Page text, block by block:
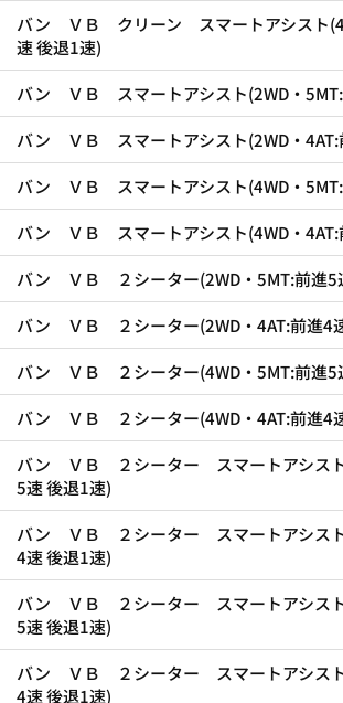
バン ＶＢ クリーン スマートアシスト
速 後退1速)
バン ＶＢ スマートアシスト(2WD・5MT:
バン ＶＢ スマートアシスト(2WD・4AT:
バン ＶＢ スマートアシスト(4WD・5MT:
バン ＶＢ スマートアシスト(4WD・4AT:
バン ＶＢ ２シーター(2WD・5MT:前進5
バン ＶＢ ２シーター(2WD・4AT:前進4
バン ＶＢ ２シーター(4WD・5MT:前進5
バン ＶＢ ２シーター(4WD・4AT:前進4
バン ＶＢ ２シーター スマートアシスト
5速 後退1速)
バン ＶＢ ２シーター スマートアシスト
4速 後退1速)
バン ＶＢ ２シーター スマートアシスト
5速 後退1速)
バン ＶＢ ２シーター スマートアシスト
4速 後退1速)